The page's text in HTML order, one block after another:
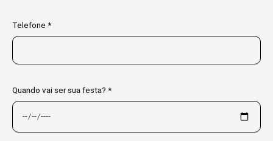
Telefone *
Quando vai ser sua festa? *